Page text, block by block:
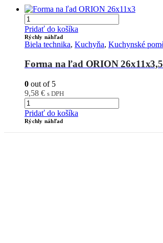
Pridať do košíka
Rýchly náhľad
Biela technika, Kuchyňa, Kuchynské
Forma na ľad ORION
0 out of 5
9,58 € s DPH
Pridať do košíka
Rýchly náhľad